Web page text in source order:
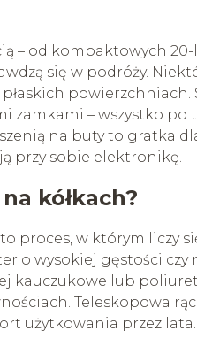
– od kompaktowych
się w podróży.
zamkami – wszystko po
na buty to gratka
przy sobie elektronikę.
kółkach?
proces, w którym liczy
o wysokiej gęstości
kauczukowe lub
Teleskopowa
użytkowania przez lata.